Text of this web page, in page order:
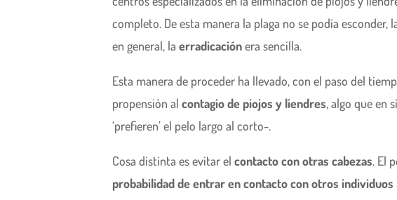
completo. De esta manera la plaga no se podía esconder,
en general, la erradicaciónera sencilla.
Esta manera de proceder ha llevado, con el paso del
propensión al contagio de piojos y liendres, algo que en
‘prefieren’ el pelo largo al corto-.
Cosa distinta es evitar el contacto con otras cabezas. El
probabilidad de entrar en contacto con otros individuos